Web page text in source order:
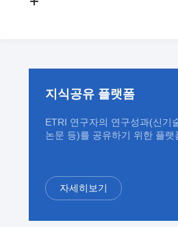
지식공유 플랫폼
ETRI 연구자의 연구성과(신기
논문 등)를 공유하기 위한 플랫
자세히보기